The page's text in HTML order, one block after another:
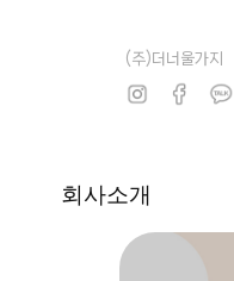
(주)더너울가지
회사소개